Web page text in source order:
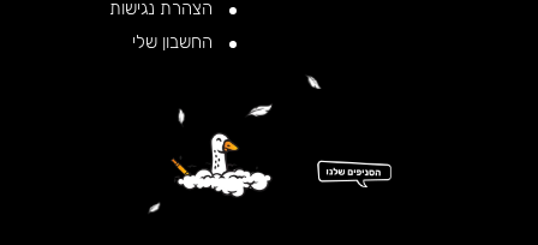
הצהרת נגישות
החשבון שלי